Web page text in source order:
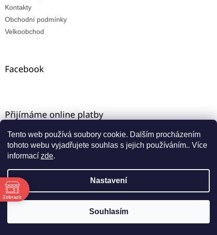
Tento web používá soubory cookie. Dalším procházením
tohoto webu vyjadřujete souhlas s jejich používáním.. Více
informací zde.
Nastavení
Souhlasím
Máte-li u nás VO registraci, zadejte e-mail ze starého e-
shopu a aktivujte přístup přes funkci "zapomenuté
Kontakty
Obchodní podmínky
Velkoobchod
Facebook
Přijímáme online platby
Vytvořil Shoptet
INNA-KT . Všechna práva vyhrazena.
Zobrazit